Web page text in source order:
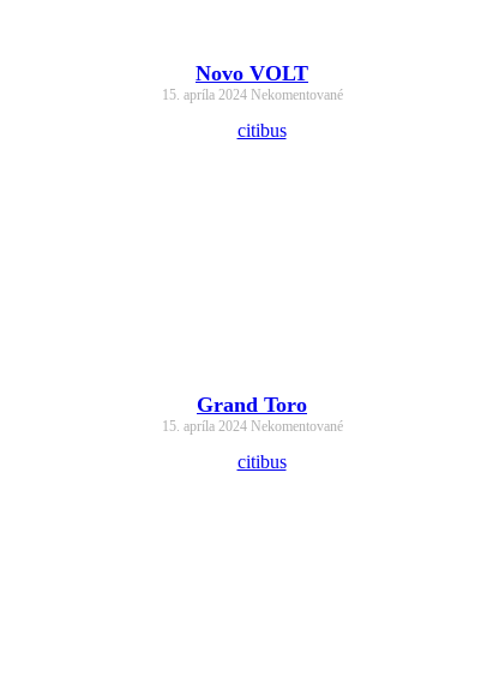
Novo VOLT
15. apríla 2024 Nekomentované
Grand Toro
15. apríla 2024 Nekomentované